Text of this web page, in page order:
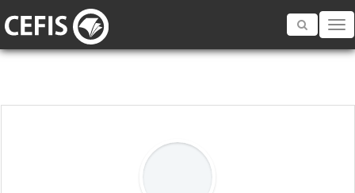
Toggle